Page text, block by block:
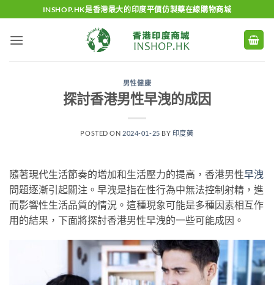
to
content
INSHOP.HK是香港最大的印度平價仿製藥在線購物商城
男性健康
探討香港男性早洩的成因
POSTED ON 2024-01-25 BY 印度藥
隨著現代生活節奏的增加和生活壓力的提高，香港男性早洩
問題逐漸引起關注。早洩是指在性行為中無法控制射精，進
而影響性生活品質的情況。這種現象可能是多種因素相互作
用的結果，下面將探討香港男性早洩的一些可能成因。